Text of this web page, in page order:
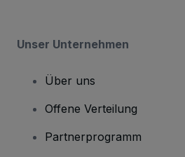
Unser Unternehmen
Über uns
Offene Verteilung
Partnerprogramm